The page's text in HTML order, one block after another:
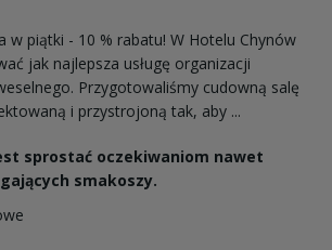
w piątki - 10 % rabatu! W Hotelu Chynów
jak najlepsza usługę organizacji
Przygotowaliśmy cudowną salę
i przystrojoną tak, aby ...
sprostać oczekiwaniom nawet
smakoszy.